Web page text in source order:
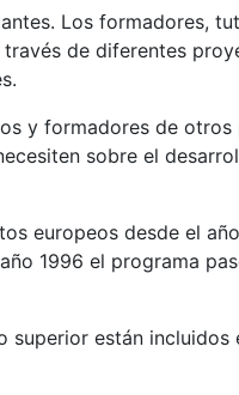
Los formadores,
de diferentes
y formadores de
sobre el
europeos desde el
1996 el programa
están incluidos